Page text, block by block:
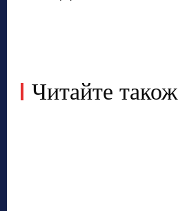
Читайте також